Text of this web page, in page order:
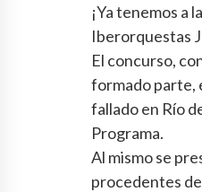
¡Ya tenemos a
Iberorquestas
El concurso,
formado parte,
fallado en Río
Programa.
Al mismo se
procedentes de